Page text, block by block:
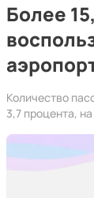
Более
Количество
3,7 процента,